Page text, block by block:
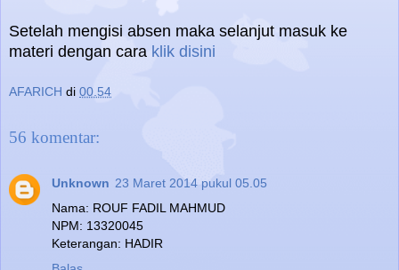
Setelah mengisi absen maka selanjut masuk ke
materi dengan cara klik disini
AFARICH di 00.54
56 komentar:
Unknown 23 Maret 2014 pukul 05.05
Nama: ROUF FADIL MAHMUD
NPM: 13320045
Keterangan: HADIR